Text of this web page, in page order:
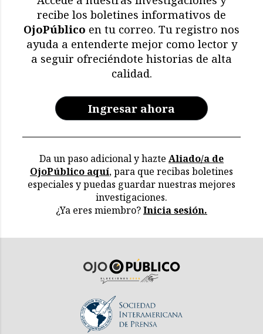
recibe los boletines informativos de
OjoPúblico en tu correo. Tu registro nos
ayuda a entenderte mejor como lector y
a seguir ofreciéndote historias de alta
calidad.
Ingresar ahora
Da un paso adicional y hazte Aliado/a de
OjoPúblico aquí, para que recibas boletines
especiales y puedas guardar nuestras mejores
investigaciones.
¿Ya eres miembro?Inicia sesión.